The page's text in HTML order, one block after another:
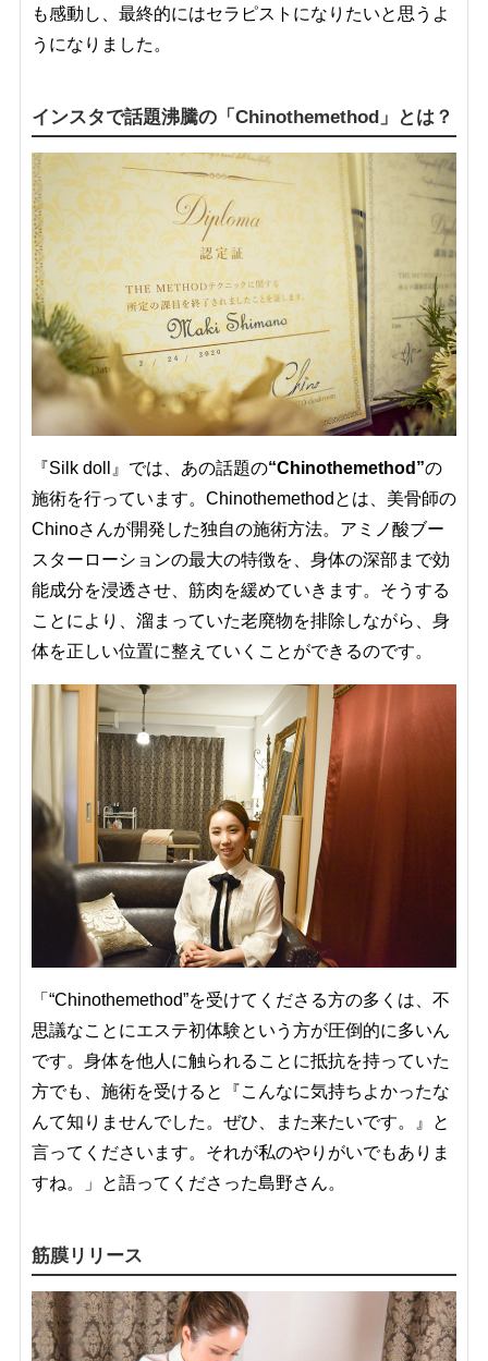
も感動し、最終的にはセラピストになりたいと思うよ
うになりました。
インスタで話題沸騰の「Chinothemethod」とは？
『Silk doll』では、あの話題の“Chinothemethod”の
施術を行っています。Chinothemethodとは、美骨師の
Chinoさんが開発した独自の施術方法。アミノ酸ブー
スターローションの最大の特徴を、身体の深部まで効
能成分を浸透させ、筋肉を緩めていきます。そうする
ことにより、溜まっていた老廃物を排除しながら、身
体を正しい位置に整えていくことができるのです。
「“Chinothemethod”を受けてくださる方の多くは、不
思議なことにエステ初体験という方が圧倒的に多いん
です。身体を他人に触られることに抵抗を持っていた
方でも、施術を受けると『こんなに気持ちよかったな
んて知りませんでした。ぜひ、また来たいです。』と
言ってくださいます。それが私のやりがいでもありま
すね。」と語ってくださった島野さん。
筋膜リリース